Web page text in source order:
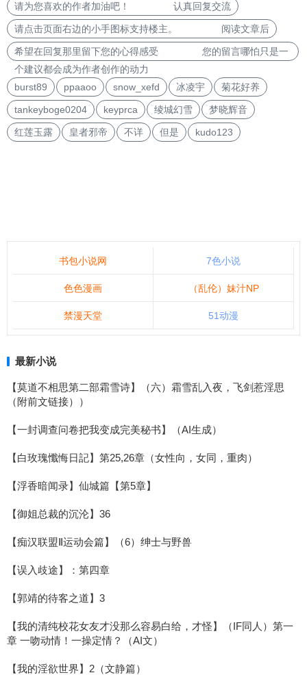
请为您喜欢的作者加油吧！ 认真回复交流
请点击页面右边的小手图标支持楼主。 阅读文章后
希望在回复那里留下您的心得感受 您的留言哪怕只是一
个建议都会成为作者创作的动力
burst89
ppaaoo snow_xefd 冰凌宇 菊花好养
tankeyboge0204 keyprca 绫城幻雪 梦晓辉音
红莲玉露 皇者邪帝 不详 但是 kudo123
书包小说网 7色小说
色色漫画 （乱伦）妹汁NP
禁漫天堂 51动漫
最新小说
【莫道不相思第二部霜雪诗】（六）霜雪乱入夜，飞剑惹淫思
（附前文链接））
【一封调查问卷把我变成完美秘书】（AI生成）
【白玫瑰懺悔日記】第25,26章（女性向，女同，重肉）
【浮香暗闻录】仙城篇【第5章】
【御姐总裁的沉沦】36
【痴汉联盟Ⅱ运动会篇】（6）绅士与野兽
【误入歧途】：第四章
【郭靖的待客之道】3
【我的清纯校花女友才没那么容易白给，才怪】（IF同人）第一
章 一吻动情！一操定情？（AI文）
【我的淫欲世界】2（文静篇）